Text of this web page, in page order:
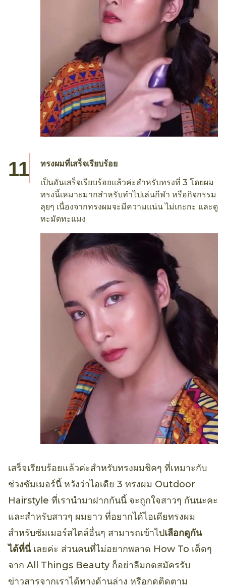
ทรงผมที่เสร็จเรียบร้อย
เป็นอันเสร็จเรียบร้อยแล้วค่ะสำหรับทรงที่ 3 โดยผม
ทรงนี้เหมาะมากสำหรับทำไปเล่นกีฬา หรือกิจกรรม
ลุยๆ เนื่องจากทรงผมจะมีความแน่น ไม่เกะกะ และดู
ทะมัดทะแมง
เสร็จเรียบร้อยแล้วค่ะสำหรับทรงผมชิคๆ ที่เหมาะกับ
ช่วงซัมเมอร์นี้ หวังว่าไอเดีย 3 ทรงผม Outdoor
Hairstyle ที่เรานำมาฝากกันนี้ จะถูกใจสาวๆ กันนะคะ
และสำหรับสาวๆ ผมยาว ที่อยากได้ไอเดียทรงผม
สำหรับซัมเมอร์สไตล์อื่นๆ สามารถเข้าไปเลือกดูกัน
ได้ที่นี่เลยค่ะ ส่วนคนที่ไม่อยากพลาด How To เด็ดๆ
จาก All Things Beauty ก็อย่าลืมกดสมัครรับ
ข่าวสารจากเราได้ทางด้านล่าง หรือกดติดตาม